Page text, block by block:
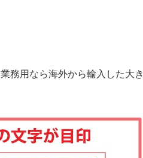
業務用なら海外から輸入した大